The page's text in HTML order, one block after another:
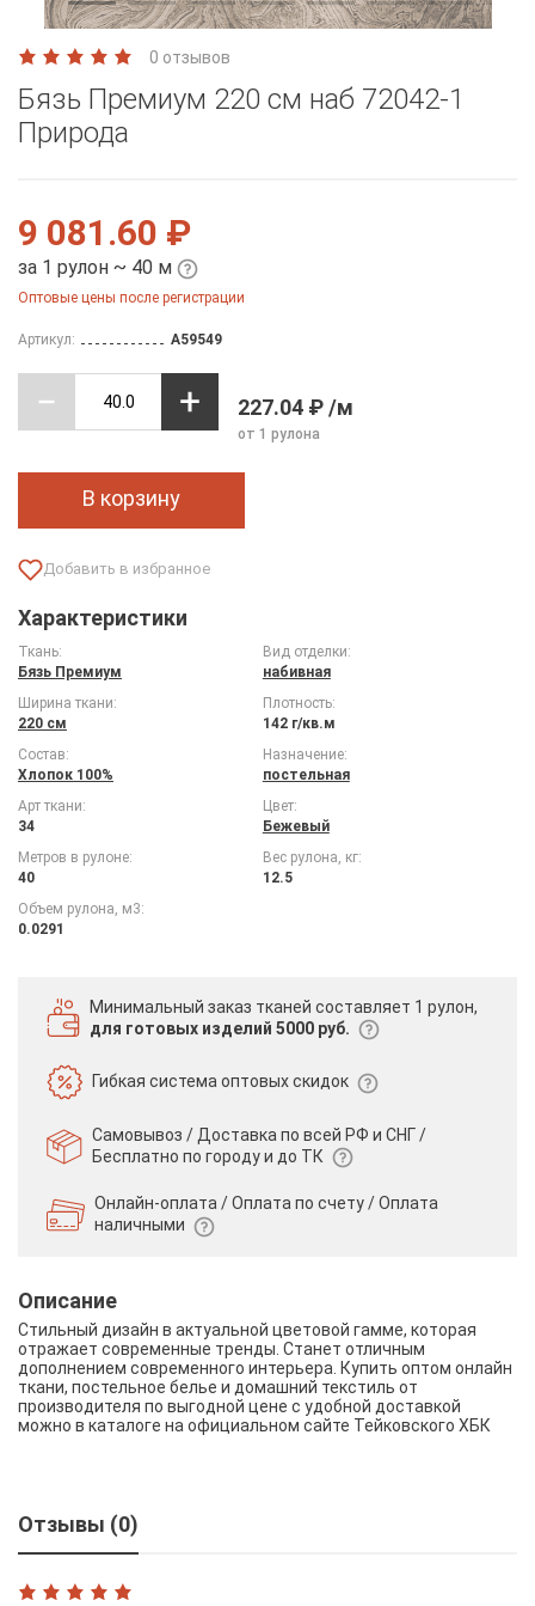
0 отзывов
Бязь Премиум 220 см наб 72042-1
Природа
9 081.60 ₽
за 1 рулон ~ 40 м
Оптовые цены после регистрации
Артикул: A59549
227.04 ₽ /м
от 1 рулона
В корзину
Характеристики
Ткань:
Бязь Премиум
Вид отделки:
набивная
Ширина ткани:
220 см
Плотность:
142 г/кв.м
Состав:
Хлопок 100%
Назначение:
постельная
Арт ткани:
34
Цвет:
Бежевый
Метров в рулоне:
40
Вес рулона, кг:
12.5
Объем рулона, м3:
0.0291
Минимальный заказ тканей составляет 1 рулон,
для готовых изделий 5000 руб.
Гибкая системаоптовых скидок
Самовывоз / Доставка по всей РФ и СНГ /
Бесплатно по городу и до ТК
Онлайн-оплата / Оплата по счету /Оплата
наличными
Описание
Стильный дизайн в актуальной цветовой гамме, которая
отражает современные тренды. Станет отличным
дополнением современного интерьера. Купить оптом онлайн
ткани, постельное белье и домашний текстиль от
производителя по выгодной цене с удобной доставкой
можно в каталоге на официальном сайте Тейковского ХБК
Отзывы (0)